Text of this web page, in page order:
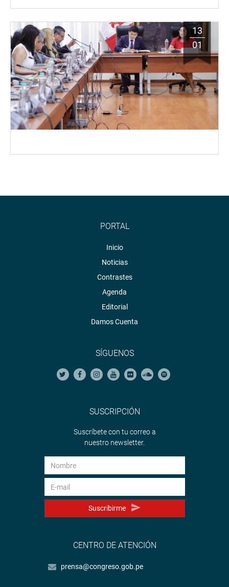
13
01
PORTAL
Inicio
Noticias
Contrastes
Agenda
Editorial
Damos Cuenta
SÍGUENOS
SUSCRIPCIÓN
Suscríbete con tu correo a
nuestro newsletter.
Suscribirme
CENTRO DE ATENCIÓN
prensa@congreso.gob.pe